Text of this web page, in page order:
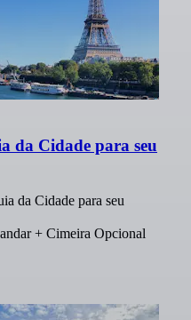
da Cidade para seu
da Cidade para seu
+ Cimeira Opcional